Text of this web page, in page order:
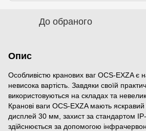
До обраного
Опис
Особливістю кранових ваг OCS-EXZA є
невисока вартість. Завдяки своїй
використовуються на складах та
Кранові ваги OCS-EXZA мають яскравий
дисплей 30 мм, захист за стандартом
здійснюється за допомогою